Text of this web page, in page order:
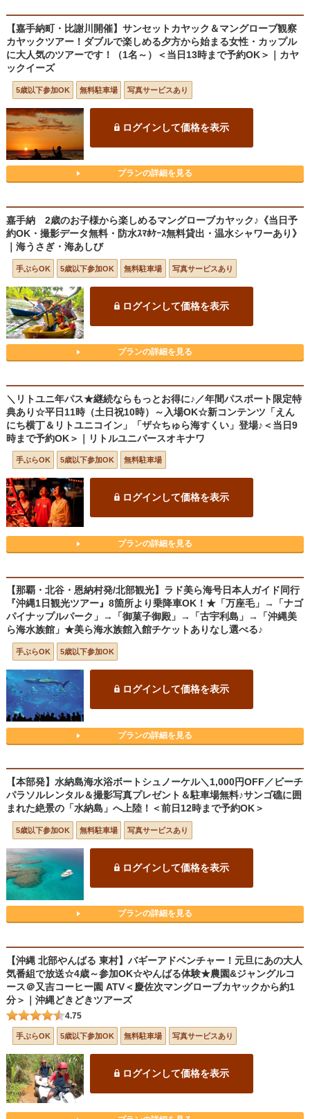
【嘉手納町・比謝川開催】サンセットカヤック＆マングローブ観察
カヤックツアー！ダブルで楽しめる夕方から始まる女性・カップル
に大人気のツアーです！（1名～）＜当日13時まで予約OK＞｜カヤ
ックイーズ
5歳以下参加OK 無料駐車場 写真サービスあり
ログインして価格を表示
プランの詳細を見る
嘉手納 2歳のお子様から楽しめるマングローブカヤック♪《当日予
約OK・撮影データ無料・防水ｽﾏﾎｹｰｽ無料貸出・温水シャワーあり》
｜海うさぎ・海あしび
手ぶらOK 5歳以下参加OK 無料駐車場 写真サービスあり
ログインして価格を表示
プランの詳細を見る
＼リトユニ年パス★継続ならもっとお得に♪／年間パスポート限定特
典あり☆平日11時（土日祝10時）～入場OK☆新コンテンツ「えん
にち横丁＆リトユニコイン」「ザ☆ちゅら海すくい」登場♪＜当日9
時まで予約OK＞｜リトルユニバースオキナワ
手ぶらOK 5歳以下参加OK 無料駐車場
ログインして価格を表示
プランの詳細を見る
【那覇・北谷・恩納村発/北部観光】ラド美ら海号日本人ガイド同行
『沖縄1日観光ツアー』8箇所より乗降車OK！★「万座毛」→「ナゴ
パイナップルパーク」→「御菓子御殿」→「古宇利島」→「沖縄美
ら海水族館」★美ら海水族館入館チケットありなし選べる♪
手ぶらOK 5歳以下参加OK
ログインして価格を表示
プランの詳細を見る
【本部発】水納島海水浴ボートシュノーケル＼1,000円OFF／ビーチ
パラソルレンタル＆撮影写真プレゼント＆駐車場無料♪サンゴ礁に囲
まれた絶景の「水納島」へ上陸！＜前日12時まで予約OK＞
5歳以下参加OK 無料駐車場 写真サービスあり
ログインして価格を表示
プランの詳細を見る
【沖縄 北部やんばる 東村】バギーアドベンチャー！元旦にあの大人
気番組で放送☆4歳～参加OK☆やんばる体験★農園&ジャングルコ
ース＠又吉コーヒー園 ATV＜慶佐次マングローブカヤックから約1
分＞｜沖縄どきどきツアーズ
4.75
手ぶらOK 5歳以下参加OK 無料駐車場 写真サービスあり
ログインして価格を表示